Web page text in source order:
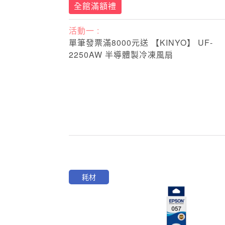
全館滿額禮
活動一 :
單筆發票滿8000元送 【KINYO】 UF-
2250AW 半導體製冷凍風扇
耗材